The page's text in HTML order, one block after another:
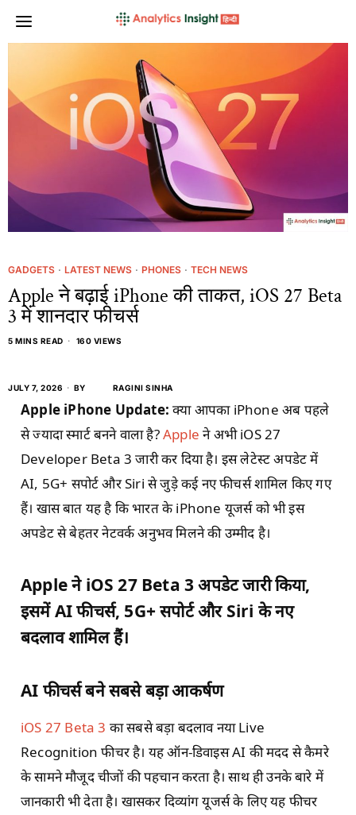
GADGETS · LATEST NEWS · PHONES · TECH NEWS
Apple ने बढ़ाई iPhone की ताकत, iOS 27 Beta
3 में शानदार फीचर्स
5 MINS READ 160 VIEWS
JULY 7, 2026 BY RAGINI SINHA
Apple iPhone Update:क्या आपका iPhone अब पहले
से ज्यादा स्मार्ट बनने वाला है?Apple ने अभी iOS 27
Developer Beta 3 जारी कर दिया है। इस लेटेस्ट अपडेट में
AI, 5G+ सपोर्ट और Siri से जुड़े कई नए फीचर्स शामिल किए गए
हैं। खास बात यह है कि भारत के iPhone यूजर्स को भी इस
अपडेट से बेहतर नेटवर्क अनुभव मिलने की उम्मीद है।
Apple ने iOS 27 Beta 3 अपडेट जारी किया,
इसमें AI फीचर्स, 5G+ सपोर्ट और Siri के नए
बदलाव शामिल हैं।
AI फीचर्स बने सबसे बड़ा आकर्षण
iOS 27 Beta 3 का सबसे बड़ा बदलाव नया Live
Recognition फीचर है। यह ऑन-डिवाइस AI की मदद से कैमरे
के सामने मौजूद चीजों की पहचान करता है। साथ ही उनके बारे में
जानकारी भी देता है। खासकर दिव्यांग यूजर्स के लिए यह फीचर